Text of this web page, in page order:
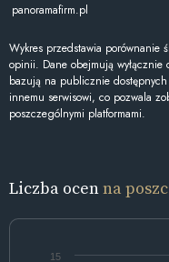
panoramafirm.pl
Wykres przedstawia porównanie
opinii. Dane obejmują
bazują na publicznie
innemu serwisowi, co pozwala
poszczególnymi platformami.
Liczba ocenna
15